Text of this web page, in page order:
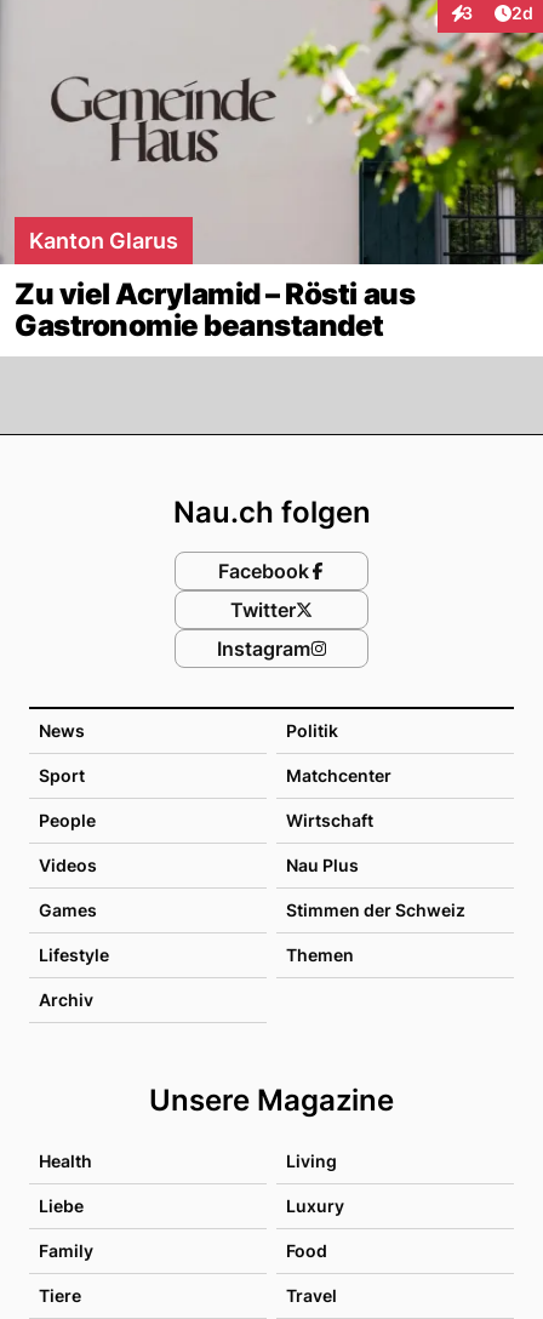
3 2d
Kanton Glarus
Zu viel Acrylamid – Rösti aus
Gastronomie beanstandet
News Politik
Sport Matchcenter
People Wirtschaft
Videos Nau Plus
Games Stimmen der Schweiz
Lifestyle Themen
Archiv
Unsere Magazine
Health Living
Liebe Luxury
Family Food
Tiere Travel
Nau.ch folgen
Facebook
Twitter
Instagram